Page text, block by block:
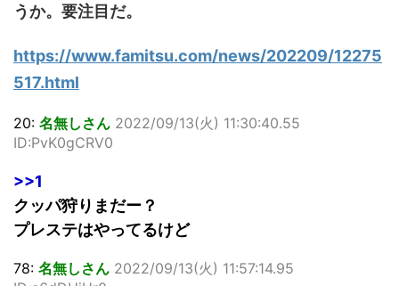
うか。要注目だ。
https://www.famitsu.com/news/202209/12275
517.html
20: 名無しさん 2022/09/13(火) 11:30:40.55
ID:PvK0gCRV0
>>1
クッパ狩りまだー？
プレステはやってるけど
78: 名無しさん 2022/09/13(火) 11:57:14.95